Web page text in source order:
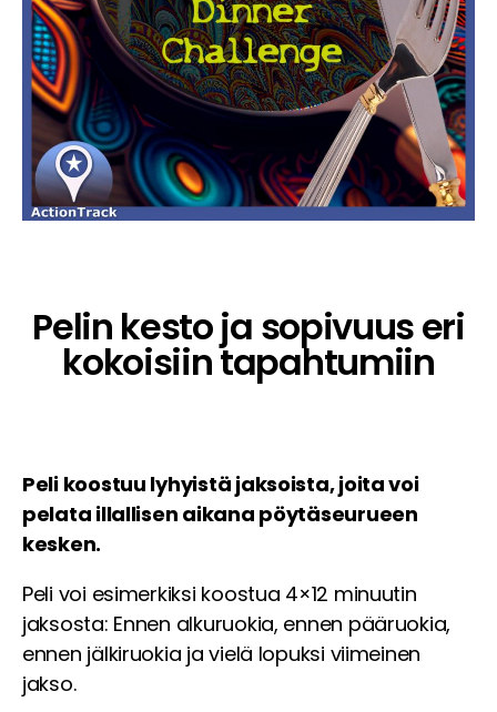
Pelin kesto ja sopivuus eri
kokoisiin tapahtumiin
Peli koostuu lyhyistä jaksoista, joita voi
pelata illallisen aikana pöytäseurueen
kesken.
Peli voi esimerkiksi koostua 4×12 minuutin
jaksosta: Ennen alkuruokia, ennen pääruokia,
ennen jälkiruokia ja vielä lopuksi viimeinen
jakso.